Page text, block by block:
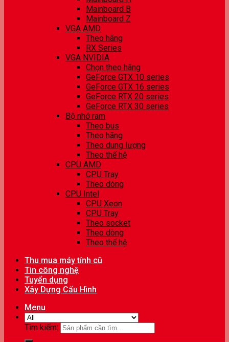
Mainboard B
Mainboard Z
VGA AMD
Theo hãng
RX Series
VGA NVIDIA
Chọn theo hãng
GeForce GTX 10 series
GeForce GTX 16 series
GeForce RTX 20 series
GeForce RTX 30 series
Bộ nhớ ram
Theo bus
Theo hãng
Theo dung lượng
Theo thế hệ
CPU AMD
CPU Tray
Theo dòng
CPU Intel
CPU Xeon
CPU Tray
Theo socket
Theo dòng
Theo thế hệ
Thu mua máy tính cũ
Tin công nghệ
Tuyển dụng
Xây Dựng Cấu Hình
Menu
Tìm kiếm: